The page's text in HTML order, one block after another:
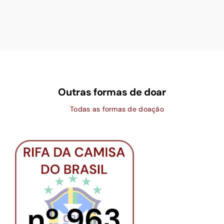
Outras formas de doar
Todas as formas de doação